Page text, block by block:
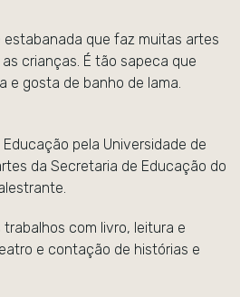
estabanada que faz muitas artes
crianças. É tão sapeca que
e gosta de banho de lama.
pela Universidade de
da Secretaria de Educação do
com livro, leitura e
e contação de histórias e